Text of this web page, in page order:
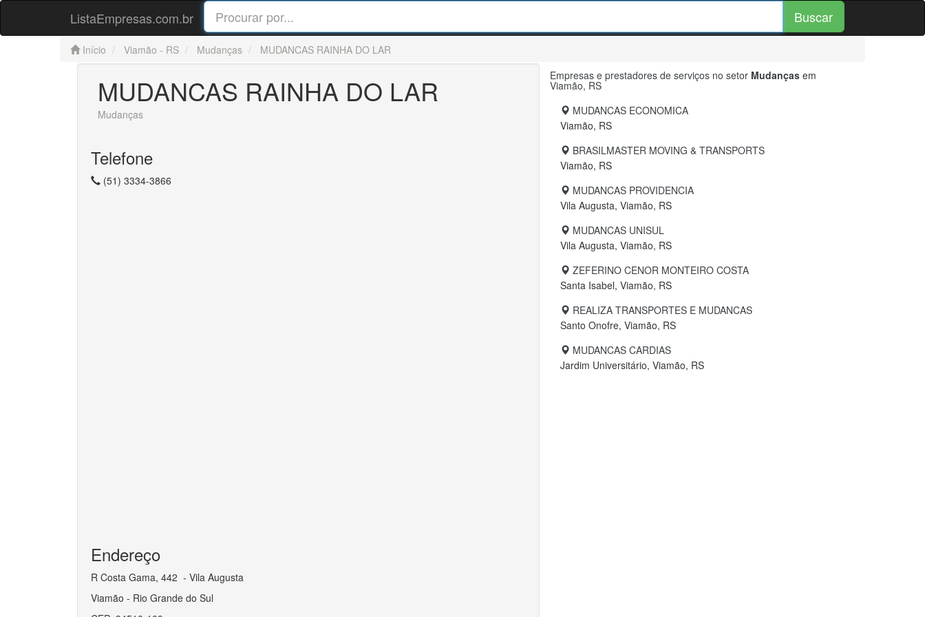
ListaEmpresas.com.br Buscar
Início Viamão - RS Mudanças MUDANCAS RAINHA DO LAR
MUDANCAS RAINHA DO LAR
Mudanças
Telefone
(51) 3334-3866
Endereço
R Costa Gama, 442 - Vila Augusta
Viamão - Rio Grande do Sul
Empresas e prestadores de serviços no setor Mudanças em
Viamão, RS
MUDANCAS ECONOMICA
Viamão, RS
BRASILMASTER MOVING & TRANSPORTS
Viamão, RS
MUDANCAS PROVIDENCIA
Vila Augusta, Viamão, RS
MUDANCAS UNISUL
Vila Augusta, Viamão, RS
ZEFERINO CENOR MONTEIRO COSTA
Santa Isabel, Viamão, RS
REALIZA TRANSPORTES E MUDANCAS
Santo Onofre, Viamão, RS
MUDANCAS CARDIAS
Jardim Universitário, Viamão, RS